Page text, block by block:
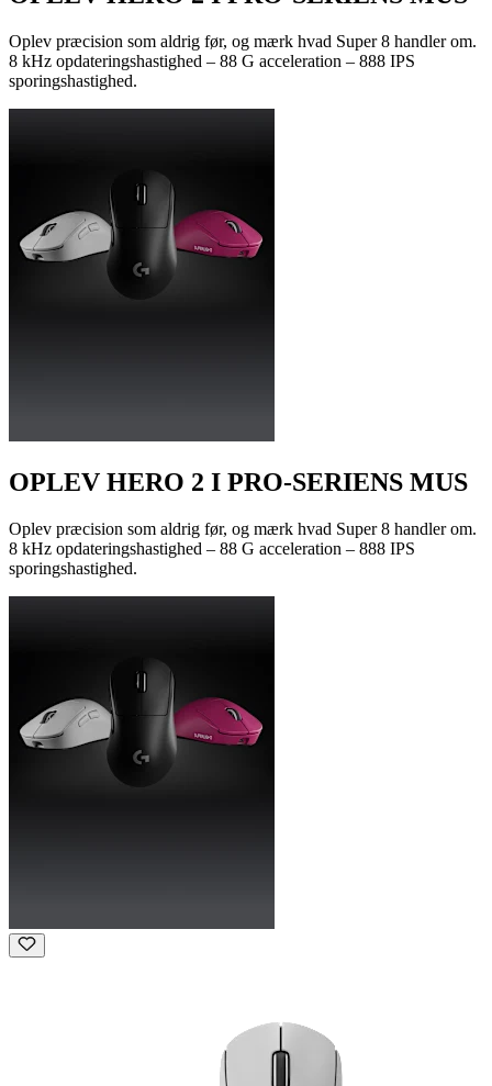
Oplev præcision som aldrig før, og mærk hvad Super 8 handler om.
8 kHz opdateringshastighed – 88 G acceleration – 888 IPS
sporingshastighed.
OPLEV HERO 2 I PRO-SERIENS MUS
Oplev præcision som aldrig før, og mærk hvad Super 8 handler om.
8 kHz opdateringshastighed – 88 G acceleration – 888 IPS
sporingshastighed.